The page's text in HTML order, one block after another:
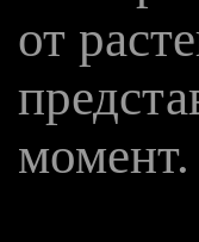
от
момент.